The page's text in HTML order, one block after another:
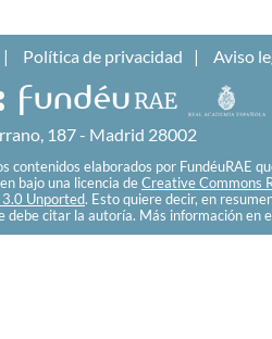
Política de privacidad Aviso
187 - Madrid 28002
contenidos elaborados por FundéuRAE
bajo una licencia de Creative Commons
Unported. Esto quiere decir, en
debe citar la autoría. Más información en